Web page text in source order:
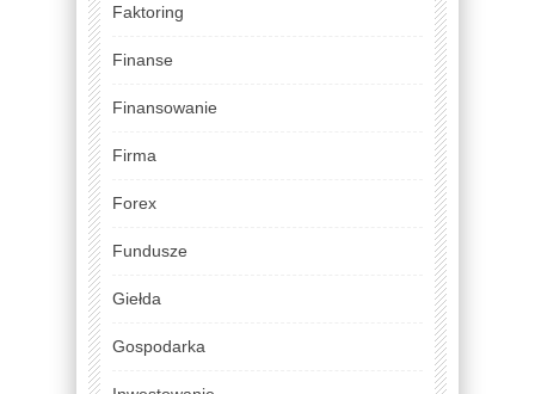
Faktoring
Finanse
Finansowanie
Firma
Forex
Fundusze
Giełda
Gospodarka